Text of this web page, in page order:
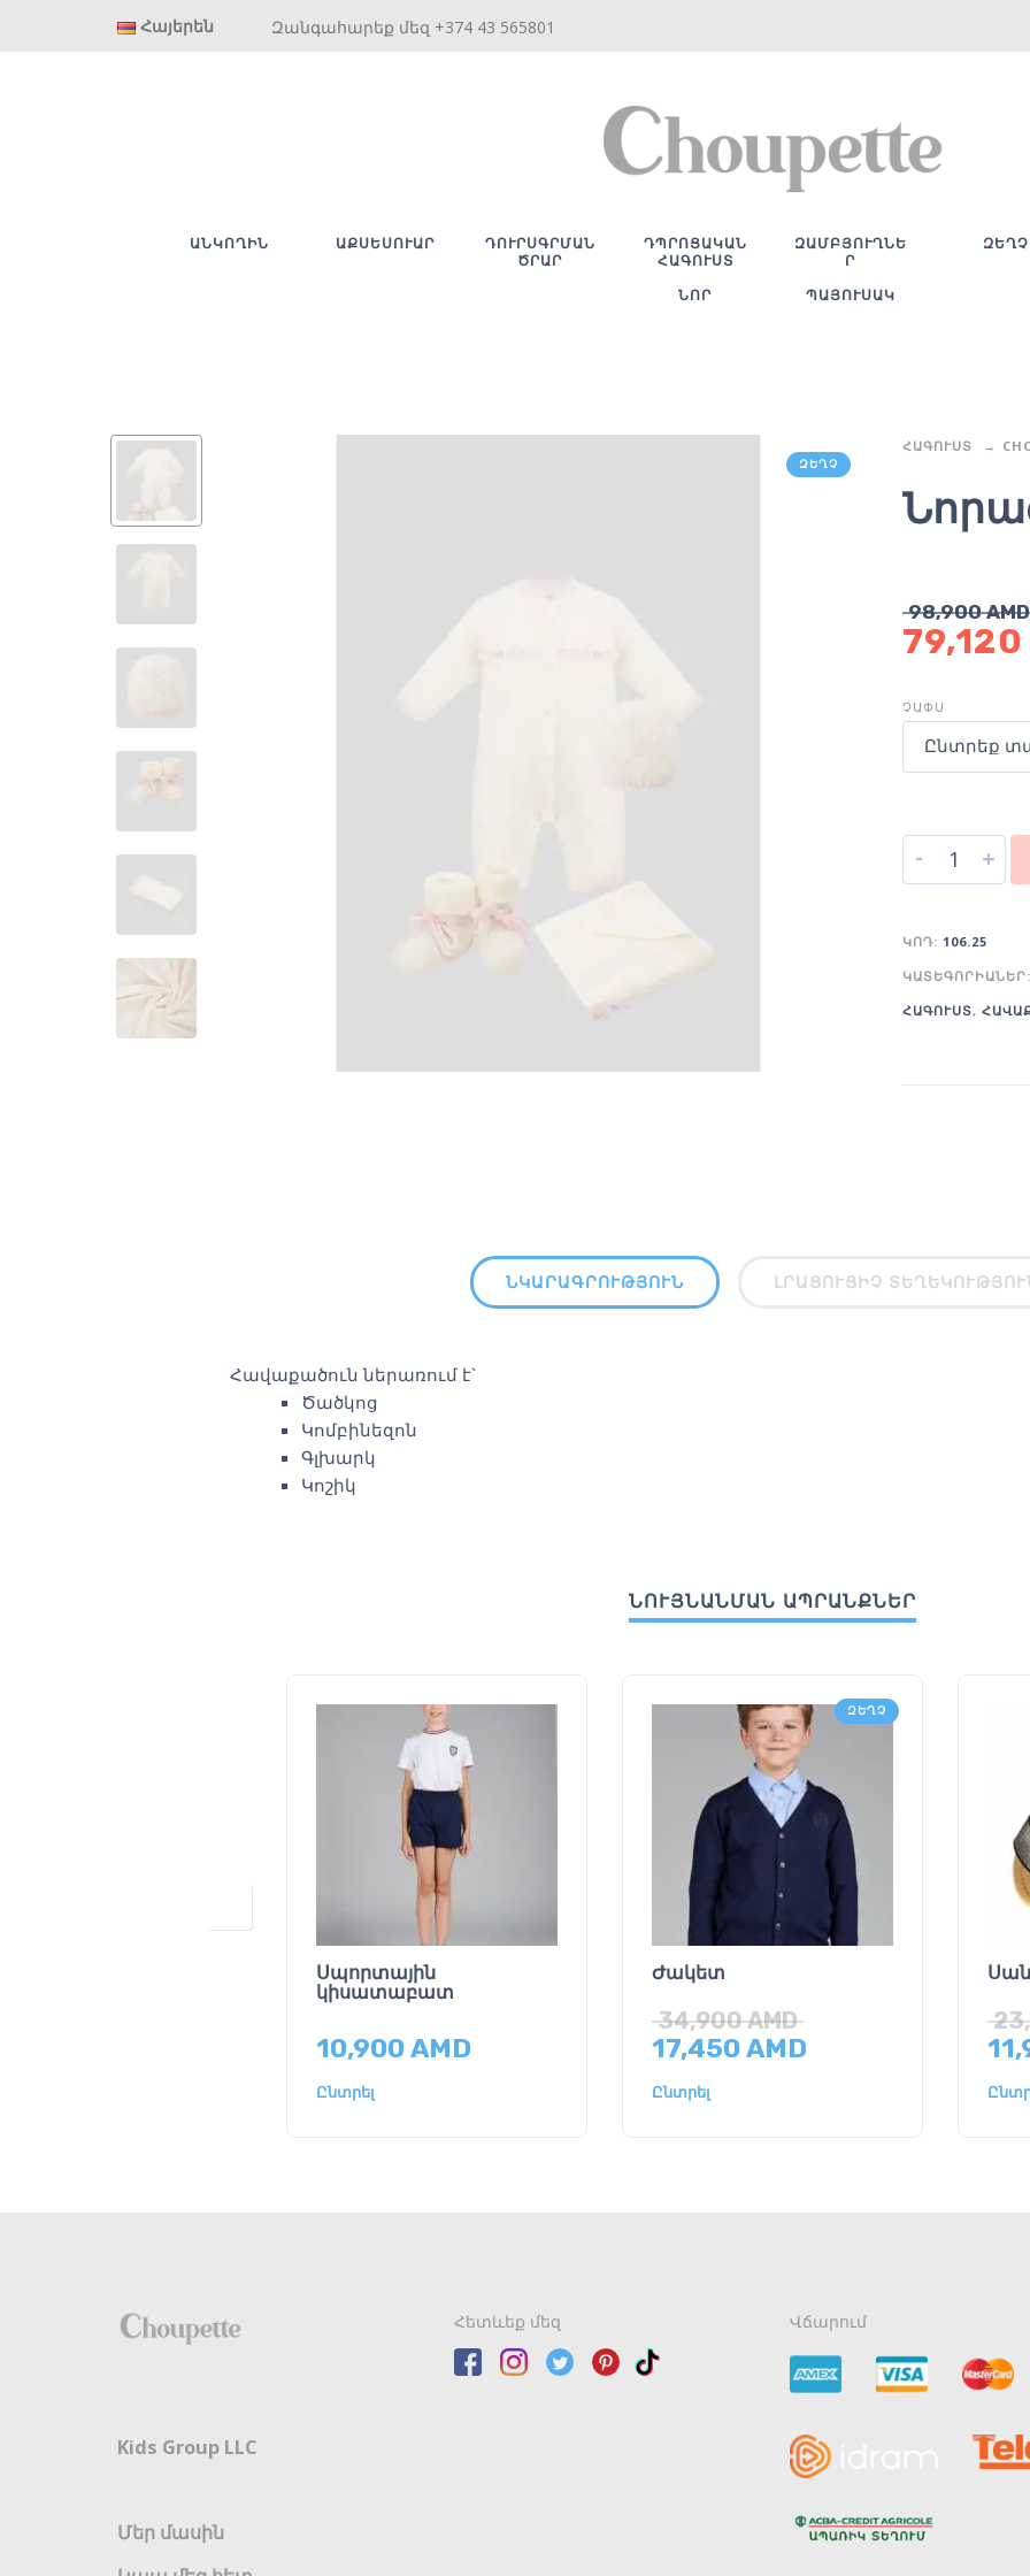
Հայերեն Զանգահարեք մեզ +374 43 565801
ԱՆԿՈՂԻՆ ԱՔՍԵՍՈՒԱՐ
ԴՈՒՐՍԳՐՄԱՆ
ԾՐԱՐ
ԴՊՐՈՑԱԿԱՆ
ՀԱԳՈՒՍՏ
ԶԱՄԲՅՈՒՂՆԵ
Ր
ԶԵՂՉ
ՆՈՐ ՊԱՅՈՒՍԱԿ
ԶԵՂՉ
ՀԱԳՈՒՍՏ
98,900AMD
ՉԱՓՍ
Ընտրեք
- +
ԿՈԴ: 106.25
ԿԱՏԵԳՈՐԻԱՆԵՐ:
ՀԱԳՈՒՍՏ,
ՆԿԱՐԱԳՐՈՒԹՅՈՒՆ ԼՐԱՑՈՒՑԻՉ
Հավաքածուն ներառում է`
Ծածկոց
Կոմբինեզոն
Գլխարկ
Կոշիկ
ՆՈՒՅՆԱՆՄԱՆ ԱՊՐԱՆՔՆԵՐ
Սպորտային
կիսատաբատ
10,900 AMD
Ընտրել
ԶԵՂՉ
Ժակետ
34,900AMD
17,450 AMD
Ընտրել
Kids Group LLC
Մեր մասին
Հետևեք մեզ Վճարում